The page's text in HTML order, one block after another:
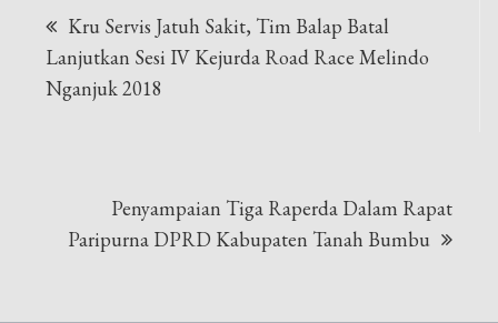
pos
​Kru Servis Jatuh Sakit, Tim Balap Batal
Lanjutkan Sesi IV Kejurda Road Race Melindo
Nganjuk 2018
​Penyampaian Tiga Raperda Dalam Rapat
Paripurna DPRD Kabupaten Tanah Bumbu